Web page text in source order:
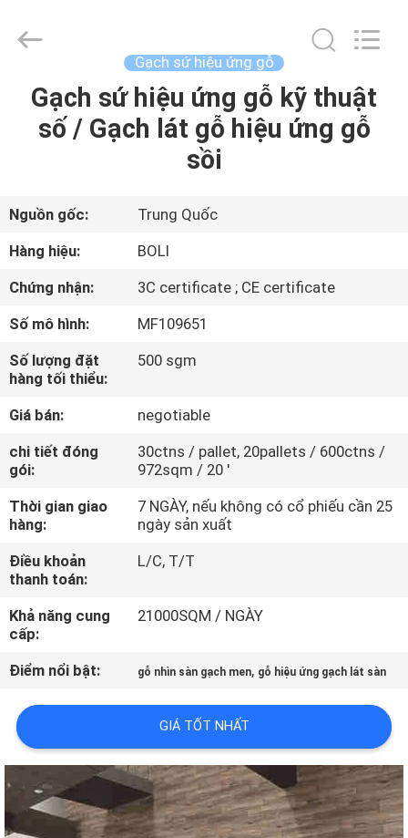
NHÀ
VIDEO
VỀ
CHÚNG
TÔI
CHUYẾN
THAM
QUAN
NHÀ
MÁY
KIỂM
SOÁT
CHẤT
LƯỢNG
LIÊN
HỆ
VỚI
CERAMICS
Reserved.
Gạch sứ hiệu ứng gỗ
Gạch sứ hiệu ứng gỗ kỹ thuật
số / Gạch lát gỗ hiệu ứng gỗ
sồi
Nguồn gốc:
Trung Quốc
Hàng hiệu:
BOLI
Chứng nhận:
3C certificate ; CE certificate
Số mô hình:
MF109651
Số lượng đặt
hàng tối thiểu:
500 sgm
Giá bán:
negotiable
chi tiết đóng
gói:
30ctns / pallet, 20pallets / 600ctns /
972sqm / 20 '
Thời gian giao
hàng:
7 NGÀY, nếu không có cổ phiếu cần 25
ngày sản xuất
Điều khoản
thanh toán:
L/C, T/T
Khả năng cung
cấp:
21000SQM / NGÀY
Điểm nổi bật: gỗ nhìn sàn gạch men, gỗ hiệu ứng gạch lát sàn
GIÁ TỐT NHẤT